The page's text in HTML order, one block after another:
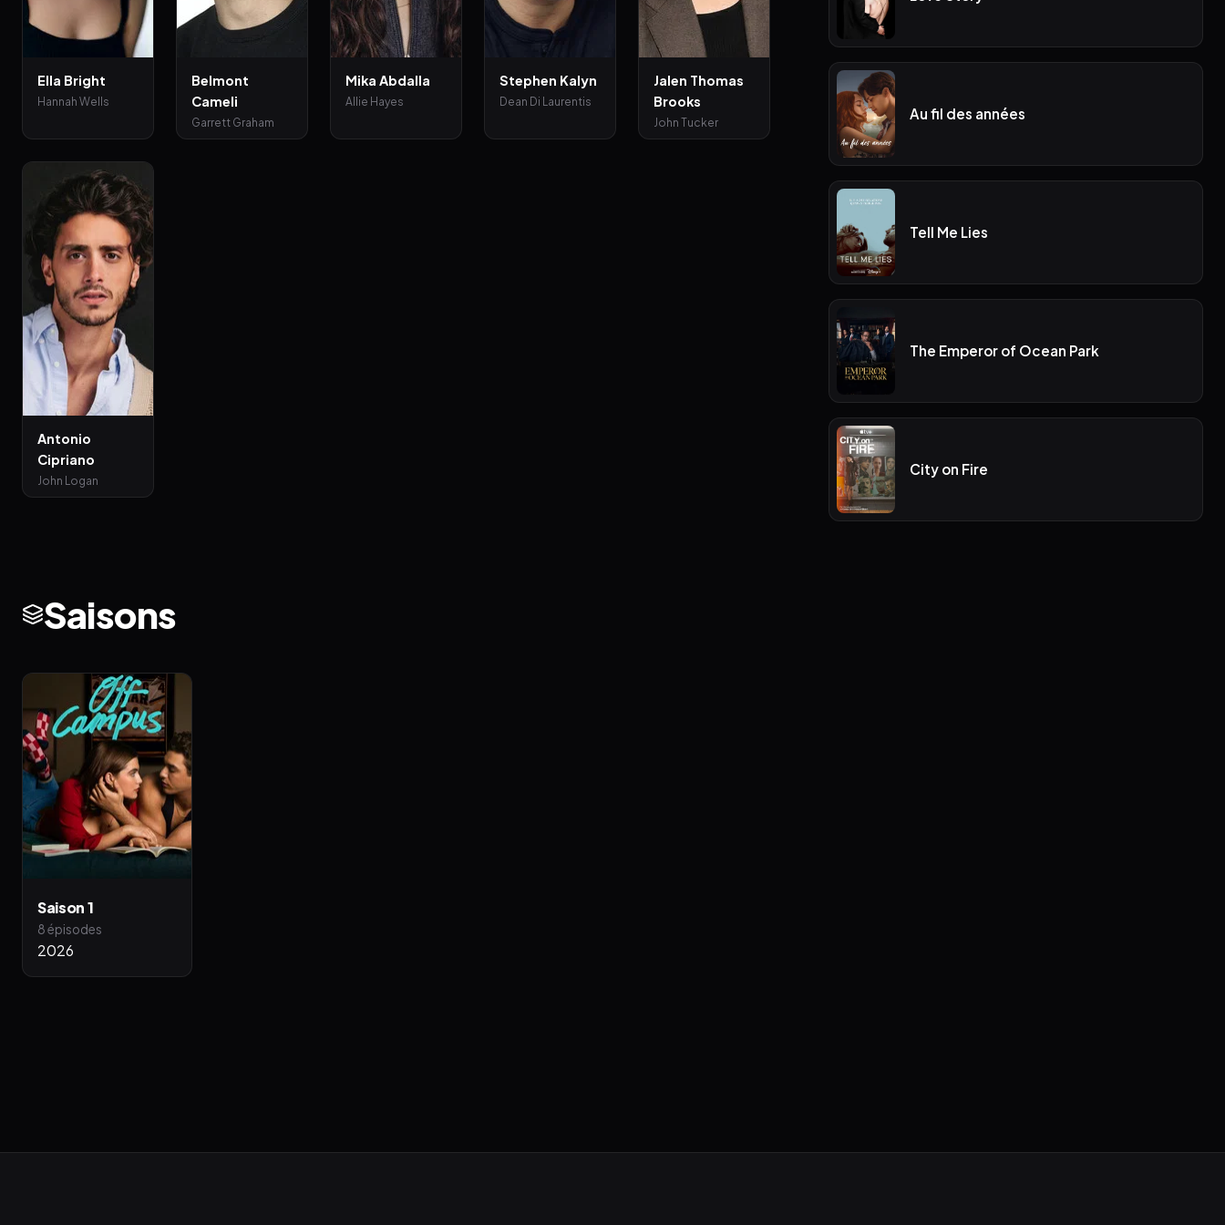
Ella Bright
Hannah Wells
Belmont
Cameli
Garrett Graham
Mika Abdalla
Allie Hayes
Stephen Kalyn
Dean Di Laurentis
Jalen Thomas
Brooks
John Tucker
Antonio
Cipriano
John Logan
Saisons
Saison 1
8 épisodes
2026
Au fil des années
Tell Me Lies
The Emperor of Ocean Park
City on Fire